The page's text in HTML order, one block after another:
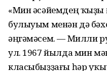
«Мин әсәйемдең ҡыҙы
булыуым менән дә
әңгәмәсем. — Милли
ул. 1967 йылда мин
класыбыҙҙағы һәр